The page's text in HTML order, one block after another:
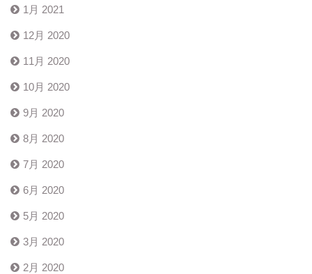
1月 2021
12月 2020
11月 2020
10月 2020
9月 2020
8月 2020
7月 2020
6月 2020
5月 2020
3月 2020
2月 2020